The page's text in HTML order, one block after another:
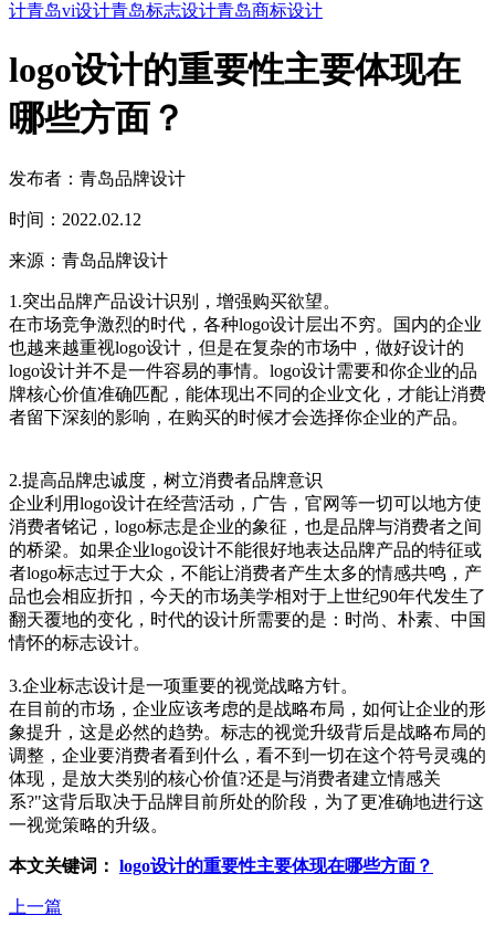
计青岛vi设计青岛标志设计青岛商标设计
logo设计的重要性主要体现在
哪些方面？
发布者：青岛品牌设计
时间：2022.02.12
来源：青岛品牌设计
1.突出品牌产品设计识别，增强购买欲望。
在市场竞争激烈的时代，各种logo设计层出不穷。国内的企业
也越来越重视logo设计，但是在复杂的市场中，做好设计的
logo设计并不是一件容易的事情。logo设计需要和你企业的品
牌核心价值准确匹配，能体现出不同的企业文化，才能让消费
者留下深刻的影响，在购买的时候才会选择你企业的产品。
2.提高品牌忠诚度，树立消费者品牌意识
企业利用logo设计在经营活动，广告，官网等一切可以地方使
消费者铭记，logo标志是企业的象征，也是品牌与消费者之间
的桥梁。如果企业logo设计不能很好地表达品牌产品的特征或
者logo标志过于大众，不能让消费者产生太多的情感共鸣，产
品也会相应折扣，今天的市场美学相对于上世纪90年代发生了
翻天覆地的变化，时代的设计所需要的是：时尚、朴素、中国
情怀的标志设计。
3.企业标志设计是一项重要的视觉战略方针。
在目前的市场，企业应该考虑的是战略布局，如何让企业的形
象提升，这是必然的趋势。标志的视觉升级背后是战略布局的
调整，企业要消费者看到什么，看不到一切在这个符号灵魂的
体现，是放大类别的核心价值?还是与消费者建立情感关
系?"这背后取决于品牌目前所处的阶段，为了更准确地进行这
一视觉策略的升级。
本文关键词： logo设计的重要性主要体现在哪些方面？
上一篇